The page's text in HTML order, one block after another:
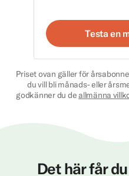
Testa en
Priset ovan gäller för
du vill bli månads- eller
godkänner du deallmänna
Det här får